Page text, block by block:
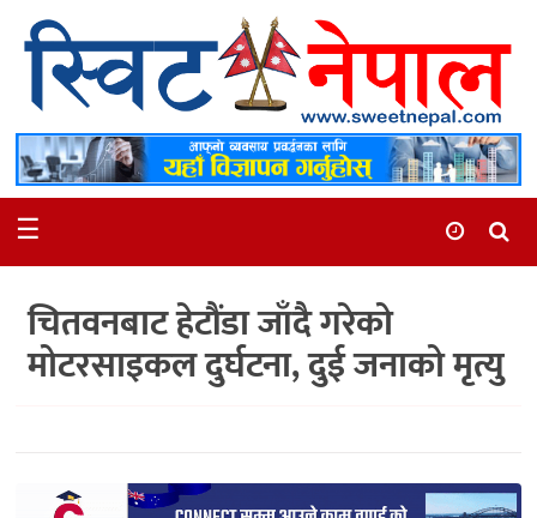
समाचार
स्थानीय
मनोरञ्जन
अन्तर्वार्ता
समाज
भिडियो
☰
चितवनबाट हेटौंडा जाँदै गरेको
मोटरसाइकल दुर्घटना, दुई जनाको मृत्यु